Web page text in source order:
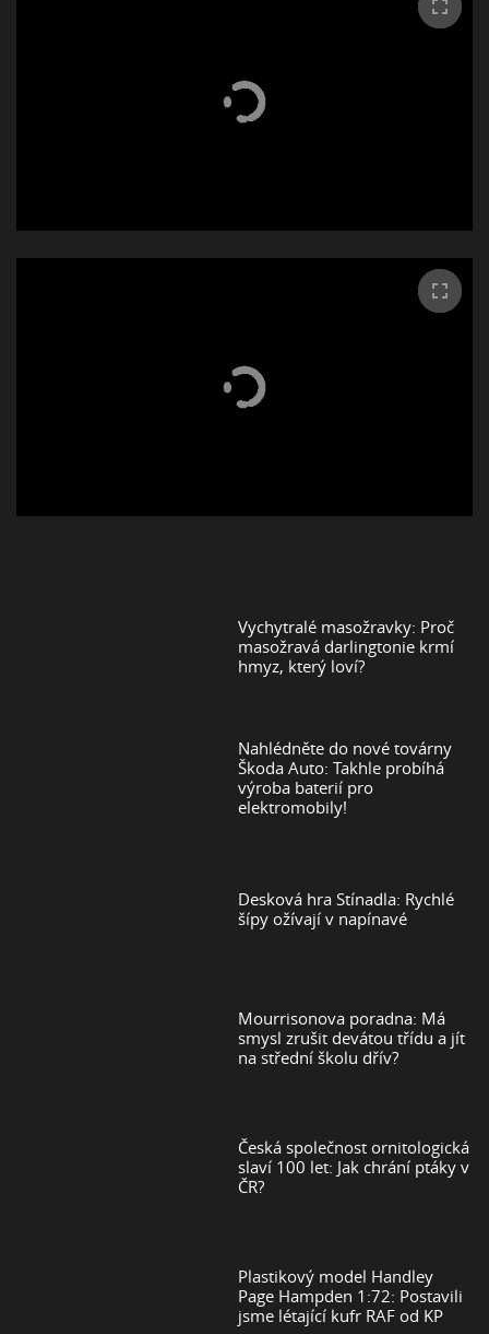
Vychytralé masožravky: Proč
masožravá darlingtonie krmí
hmyz, který loví?
Nahlédněte do nové továrny
Škoda Auto: Takhle probíhá
výroba baterií pro
elektromobily!
Desková hra Stínadla: Rychlé
šípy ožívají v napínavé
Mourrisonova poradna: Má
smysl zrušit devátou třídu a jít
na střední školu dřív?
Česká společnost ornitologická
slaví 100 let: Jak chrání ptáky v
ČR?
Plastikový model Handley
Page Hampden 1:72: Postavili
jsme létající kufr RAF od KP